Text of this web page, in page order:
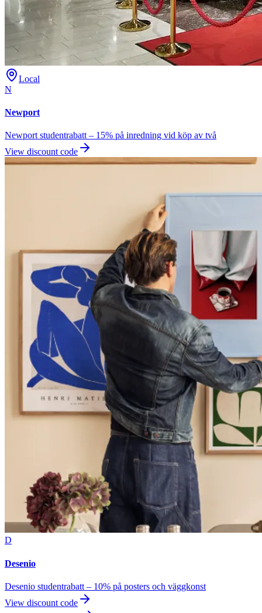
Local
N
Newport
Newport studentrabatt – 15% på inredning vid köp av två
View discount code
D
Desenio
Desenio studentrabatt – 10% på posters och väggkonst
View discount code